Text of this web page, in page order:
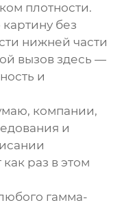
плотности.
без
нижней части
вызов здесь —
и
компании,
и
раз в этом
гамма-